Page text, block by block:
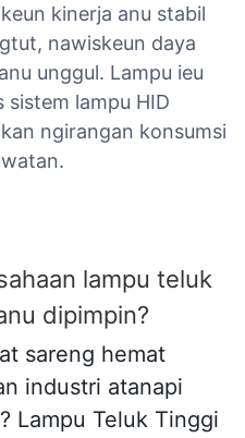
kinerja anu stabil
nawiskeun daya
unggul. Lampu ieu
lampu HID
ngirangan konsumsi
lampu teluk
dipimpin?
sareng hemat
industri atanapi
Lampu Teluk Tinggi